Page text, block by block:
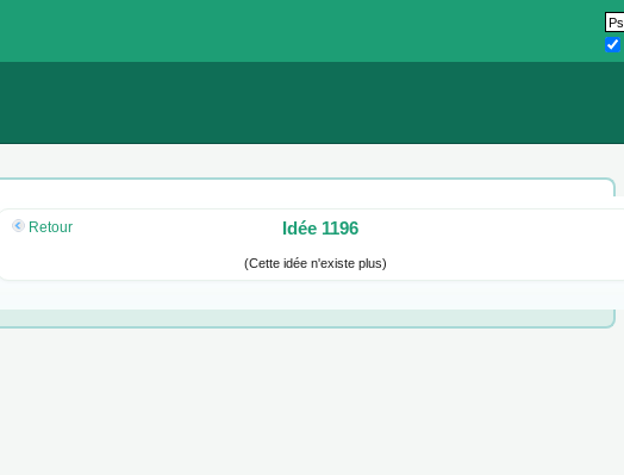
Retour Idée 1196
(Cette idée n'existe plus)